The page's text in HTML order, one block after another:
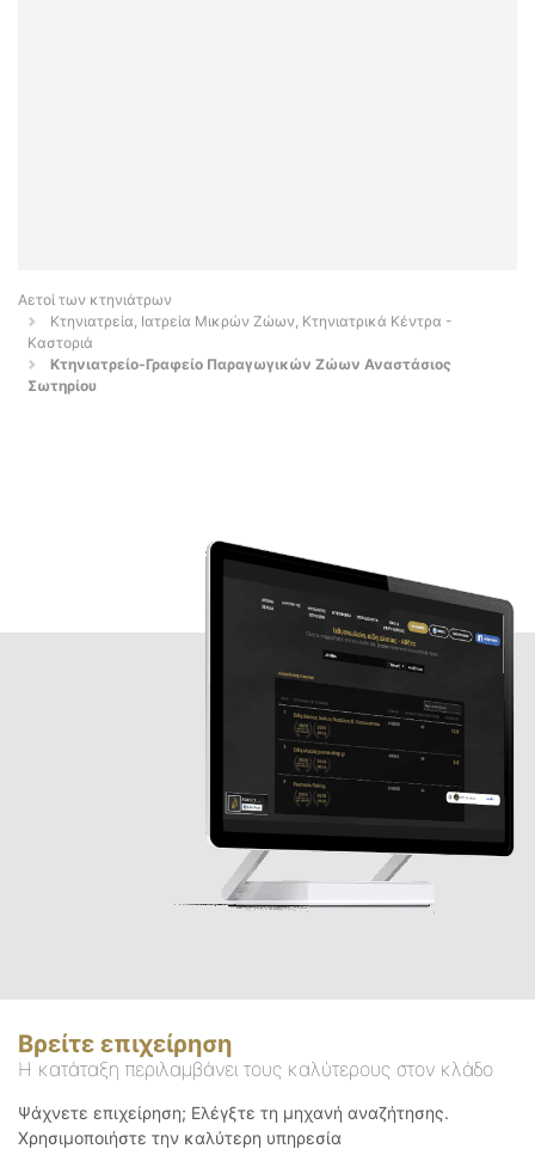
Αετοί των κτηνιάτρων
Κτηνιατρεία, Ιατρεία Μικρών Ζώων, Κτηνιατρικά Κέντρα -
Καστοριά
Κτηνιατρείο-Γραφείο Παραγωγικών Ζώων Αναστάσιος
Σωτηρίου
Βρείτε επιχείρηση
Η κατάταξη περιλαμβάνει τους καλύτερους στον κλάδο
Ψάχνετε επιχείρηση; Ελέγξτε τη μηχανή αναζήτησης.
Χρησιμοποιήστε την καλύτερη υπηρεσία